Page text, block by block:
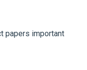
papers important